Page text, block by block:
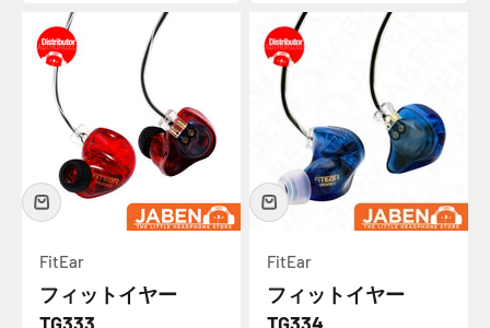
FitEar
フィットイヤー
FitEar
フィットイヤー